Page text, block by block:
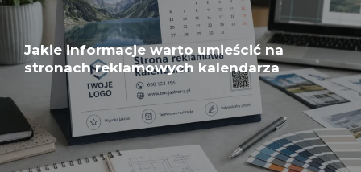
Jakie informacje warto umieścić na
stronach reklamowych kalendarza